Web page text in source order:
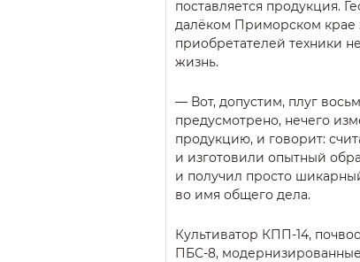
поставляется продукция.
далёком Приморском крае
приобретателей техники
жизнь.
— Вот, допустим, плуг
предусмотрено, нечего
продукцию, и говорит:
и изготовили опытный
и получил просто
во имя общего дела.
Культиватор КПП-14,
ПБС-8,